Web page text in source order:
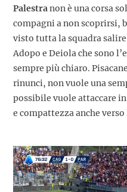
Palestranon è una corsa
compagni a non scoprirsi,
visto tutta la squadra
Adopo e Deiola che sono
sempre più chiaro.
rinunci, non vuole una
possibile vuole attaccare
e compattezza anche